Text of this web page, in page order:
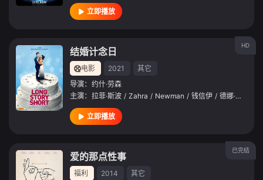
立即播放
HD
结婚计念日
电影 2021
其它
导演： 约什·劳森
主演： 拉菲·斯波 / Zahra / Newman / 钱信伊 / 德娜·卡普兰
立即播放
已完结
爱的那点性事
福利 2014
其它